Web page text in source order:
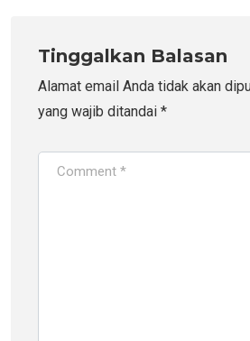
Tinggalkan Balasan
Alamat email Anda tidak akan
yang wajib ditandai *